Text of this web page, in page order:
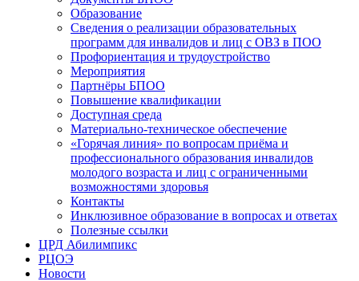
Образование
Сведения о реализации образовательных
программ для инвалидов и лиц с ОВЗ в ПОО
Профориентация и трудоустройство
Мероприятия
Партнёры БПОО
Повышение квалификации
Доступная среда
Материально-техническое обеспечение
«Горячая линия» по вопросам приёма и
профессионального образования инвалидов
молодого возраста и лиц с ограниченными
возможностями здоровья
Контакты
Инклюзивное образование в вопросах и ответах
Полезные ссылки
ЦРД Абилимпикс
РЦОЭ
Новости